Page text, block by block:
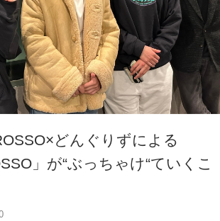
どんぐりずによる
」が“ぶっちゃけ“ていくこ